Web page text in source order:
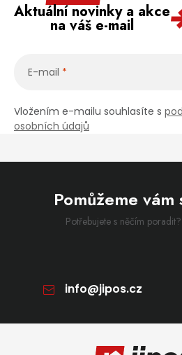
Aktuální novinky a akce
na váš e-mail
E-mail
Vložením e-mailu souhlasíte s
osobních údajů
Pomůžeme
Potřebujete s něčím
info@jipos.cz